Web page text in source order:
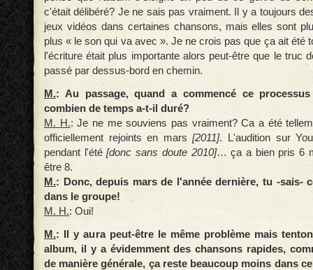
c'était délibéré? Je ne sais pas vraiment. Il y a toujours
jeux vidéos dans certaines chansons, mais elles sont
plus « le son qui va avec ». Je ne crois pas que ça ait été
l'écriture était plus importante alors peut-être que le truc
passé par dessus-bord en chemin.
M.: Au passage, quand a commencé ce
combien de temps a-t-il duré?
M. H.: Je ne me souviens pas vraiment? Ca a été
officiellement rejoints en mars[2011]. L'audition sur
pendant l'été[donc sans doute 2010]… ça a bien pris 6
être 8.
M.: Donc, depuis mars de l'année dernière, tu -sais-
dans le groupe!
M. H.: Oui!
M.: Il y aura peut-être le même problème mais
album, il y a évidemment des chansons rapides,
de manière générale, ça reste beaucoup moins dans